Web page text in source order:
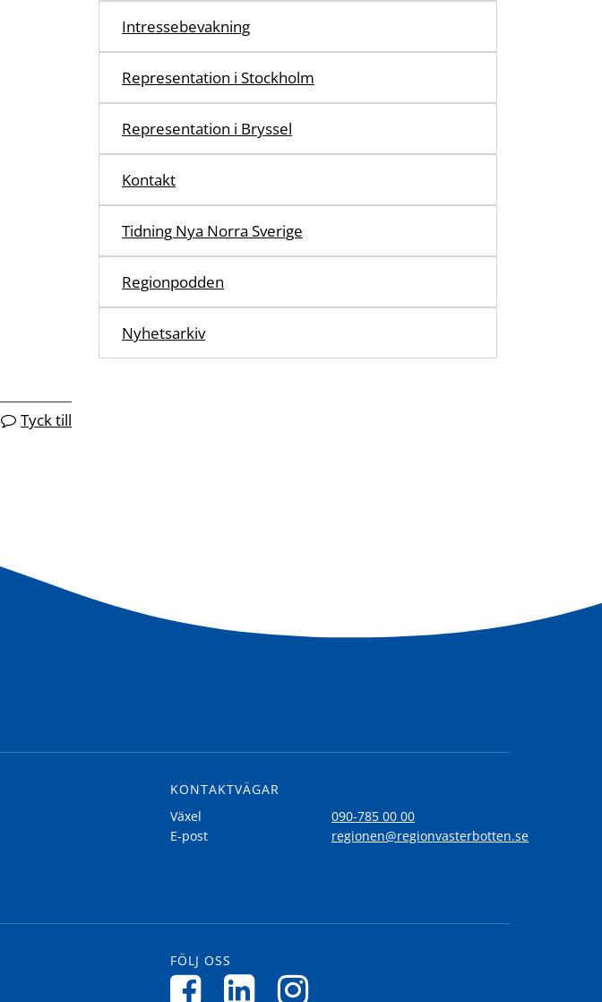
Tyck till
Intressebevakning
Representation i Stockholm
Representation i Bryssel
Kontakt
Tidning Nya Norra Sverige
Regionpodden
Nyhetsarkiv
KONTAKTVÄGAR
Växel
090-785 00 00
E-post
regionen@regionvasterbotten.se
FÖLJ OSS